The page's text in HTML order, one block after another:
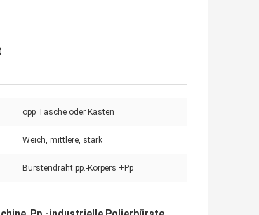
opp Tasche oder Kasten
Weich, mittlere, stark
Bürstendraht pp.-Körpers +Pp